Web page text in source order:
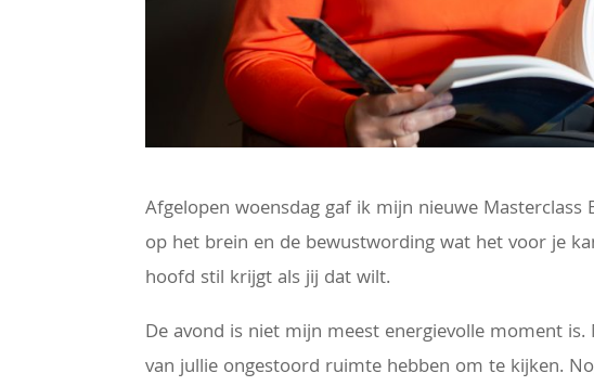
Afgelopen woensdag gaf ik mijn nieuwe
op het brein en de bewustwording wat het voor je
hoofd stil krijgt als jij dat wilt.
De avond is niet mijn meest energievolle moment
van jullie ongestoord ruimte hebben om te kijken.